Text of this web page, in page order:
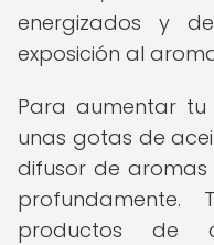
energizados y
exposición al
Para aumentar
unas gotas de
difusor de
profundamente.
productos de